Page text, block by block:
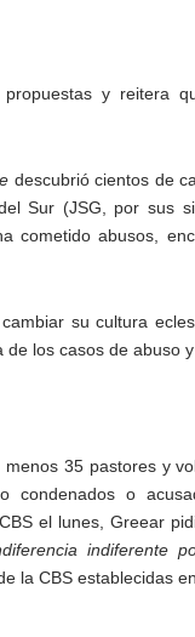
y reitera
descubrió cientos de
Sur (JSG, por sus
cometido abusos,
su cultura
los casos de abuso
35 pastores y
condenados o
el lunes, Greear
indiferente
la CBS establecidas